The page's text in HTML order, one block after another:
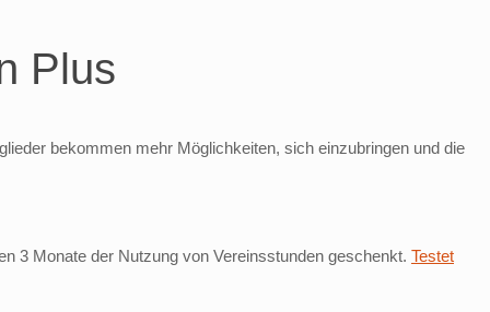
Plus
bekommen mehr Möglichkeiten, sich einzubringen und die
3 Monate der Nutzung von Vereinsstunden geschenkt. Testet